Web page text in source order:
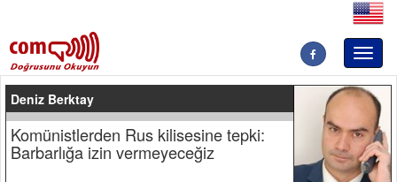
Deniz Berktay
Komünistlerden Rus kilisesine tepki:
Barbarlığa izin vermeyeceğiz